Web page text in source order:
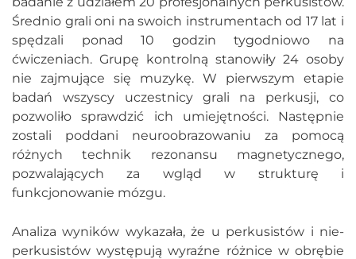
Średnio grali oni na swoich instrumentach od 17 lat i
spędzali ponad 10 godzin tygodniowo na
ćwiczeniach. Grupę kontrolną stanowiły 24 osoby
nie zajmujące się muzykę. W pierwszym etapie
badań wszyscy uczestnicy grali na perkusji, co
pozwoliło sprawdzić ich umiejętności. Następnie
zostali poddani neuroobrazowaniu za pomocą
różnych technik rezonansu magnetycznego,
pozwalających za wgląd w strukturę i
funkcjonowanie mózgu.
Analiza wyników wykazała, że u perkusistów i nie-
perkusistów występują wyraźne różnice w obrębie